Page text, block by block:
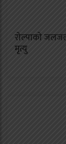
रोल्पाको
मृत्यु